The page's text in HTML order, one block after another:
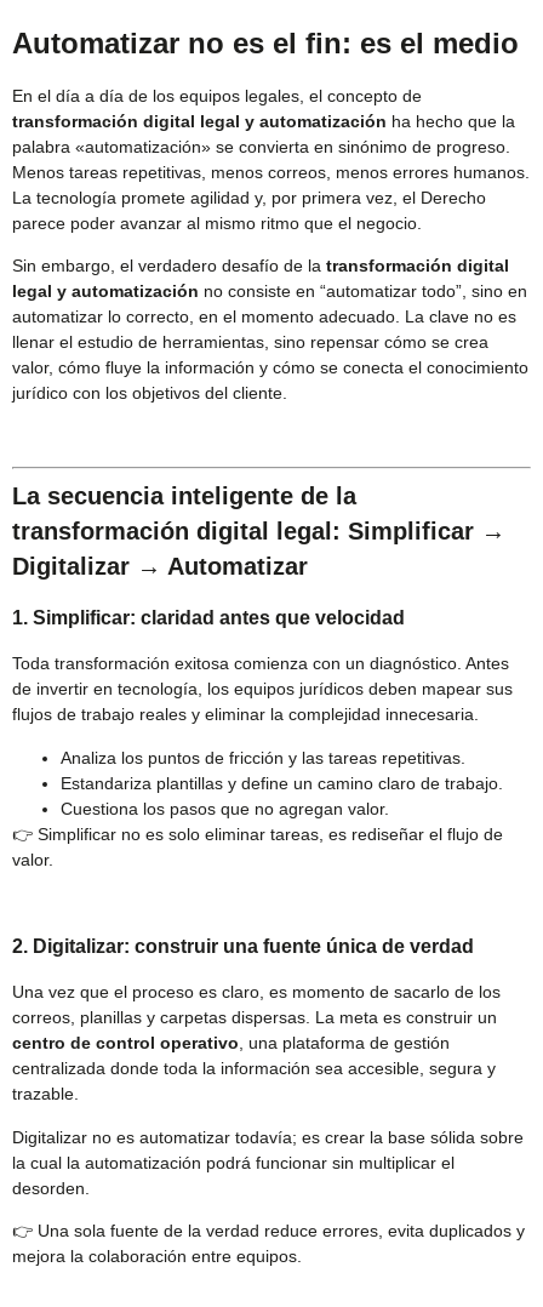
Automatizar no es el fin: es el medio
En el día a día de los equipos legales, el concepto de
transformación digital legal y automatización ha hecho que la
palabra «automatización» se convierta en sinónimo de progreso.
Menos tareas repetitivas, menos correos, menos errores humanos.
La tecnología promete agilidad y, por primera vez, el Derecho
parece poder avanzar al mismo ritmo que el negocio.
Sin embargo, el verdadero desafío de la transformación digital
legal y automatización no consiste en “automatizar todo”, sino en
automatizar lo correcto, en el momento adecuado. La clave no es
llenar el estudio de herramientas, sino repensar cómo se crea
valor, cómo fluye la información y cómo se conecta el conocimiento
jurídico con los objetivos del cliente.
La secuencia inteligente de la
transformación digital legal: Simplificar →
Digitalizar → Automatizar
1. Simplificar: claridad antes que velocidad
Toda transformación exitosa comienza con un diagnóstico. Antes
de invertir en tecnología, los equipos jurídicos deben mapear sus
flujos de trabajo reales y eliminar la complejidad innecesaria.
Analiza los puntos de fricción y las tareas repetitivas.
Estandariza plantillas y define un camino claro de trabajo.
Cuestiona los pasos que no agregan valor.
👉 Simplificar no es solo eliminar tareas, es rediseñar el flujo de
valor.
2. Digitalizar: construir una fuente única de verdad
Una vez que el proceso es claro, es momento de sacarlo de los
correos, planillas y carpetas dispersas. La meta es construir un
centro de control operativo, una plataforma de gestión
centralizada donde toda la información sea accesible, segura y
trazable.
Digitalizar no es automatizar todavía; es crear la base sólida sobre
la cual la automatización podrá funcionar sin multiplicar el
desorden.
👉 Una sola fuente de la verdad reduce errores, evita duplicados y
mejora la colaboración entre equipos.